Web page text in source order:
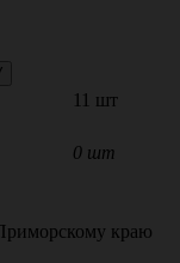
11 шт
0 шт
краю